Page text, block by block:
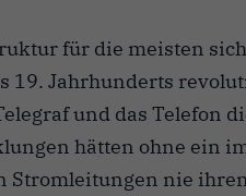
für die meisten
19. Jahrhunderts
und das Telefon
hätten ohne ein
Stromleitungen nie